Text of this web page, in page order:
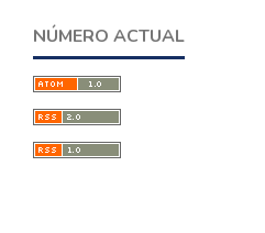
NÚMERO ACTUAL